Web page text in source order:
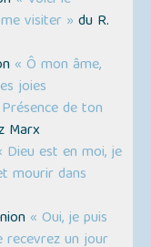
visiter » du R.
« Ô mon âme,
joies
de ton
Marx
Dieu est en moi, je
mourir dans
« Oui, je puis
recevrez un jour